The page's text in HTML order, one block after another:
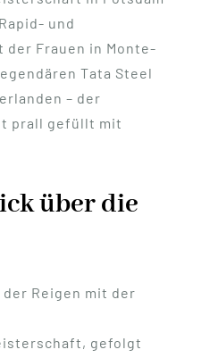
und
Frauen in Monte-
Tata Steel
– der
prall gefüllt mit
über die
Reigen mit der
gefolgt